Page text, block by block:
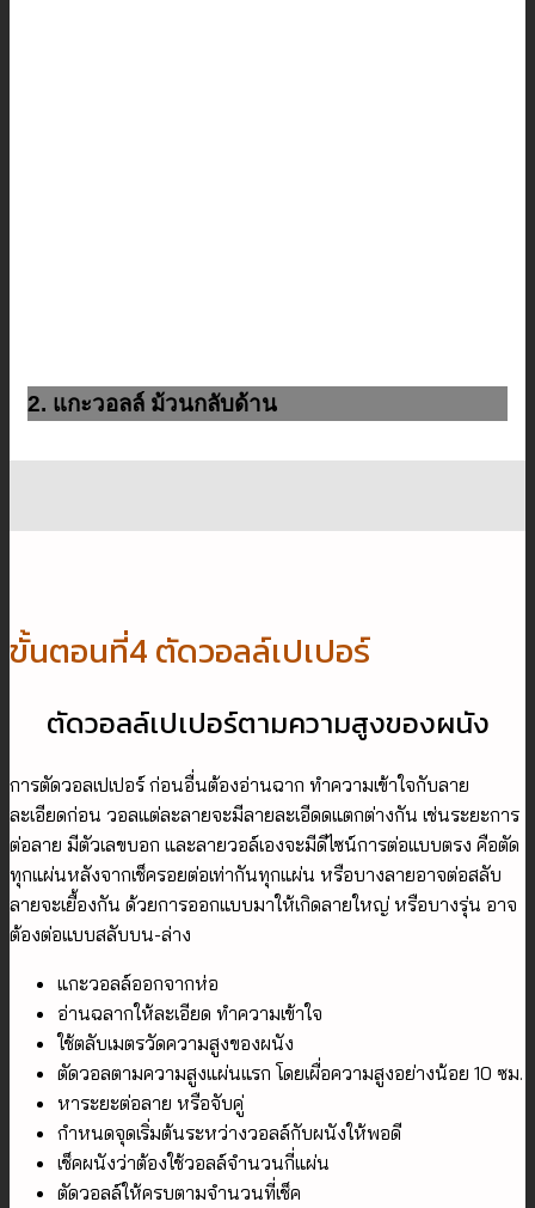
2. แกะวอลล์ ม้วนกลับด้าน
ขั้นตอนที่4 ตัดวอลล์เปเปอร์
ตัดวอลล์เปเปอร์ตามความสูงของผนัง
การตัดวอลเปเปอร์ ก่อนอื่นต้องอ่านฉาก ทำความเข้าใจกับลาย
ละเอียดก่อน วอลแต่ละลายจะมีลายละเอีดดแตกต่างกัน เช่นระยะการ
ต่อลาย มีตัวเลขบอก และลายวอล์เองจะมีดีไซน์การต่อแบบตรง คือตัด
ทุกแผ่นหลังจากเช็ครอยต่อเท่ากันทุกแผ่น หรือบางลายอาจต่อสลับ
ลายจะเยื้องกัน ด้วยการออกแบบมาให้เกิดลายใหญ่ หรือบางรุ่น อาจ
ต้องต่อแบบสลับบน-ล่าง
แกะวอลล์ออกจากห่อ
อ่านฉลากให้ละเอียด ทำความเข้าใจ
ใช้ตลับเมตรวัดความสูงของผนัง
ตัดวอลตามความสูงแผ่นแรก โดยเผื่อความสูงอย่างน้อย 10 ซม.
หาระยะต่อลาย หรือจับคู่
กำหนดจุดเริ่มต้นระหว่างวอลล์กับผนังให้พอดี
เช็คผนังว่าต้องใช้วอลล์จำนวนกี่แผ่น
ตัดวอลล์ให้ครบตามจำนวนที่เช็ค